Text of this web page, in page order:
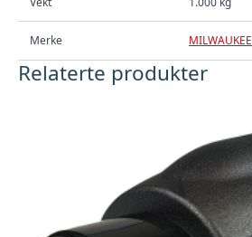
Merke MILWAUKEE
Relaterte produkter